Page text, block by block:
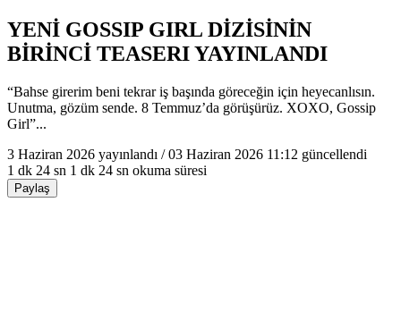
YENİ GOSSIP GIRL DİZİSİNİN
BİRİNCİ TEASERI YAYINLANDI
“Bahse girerim beni tekrar iş başında göreceğin için heyecanlısın.
Unutma, gözüm sende. 8 Temmuz’da görüşürüz. XOXO, Gossip
Girl”...
3 Haziran 2026 yayınlandı /03 Haziran 2026 11:12 güncellendi
1 dk 24 sn 1 dk 24 sn okuma süresi
Paylaş